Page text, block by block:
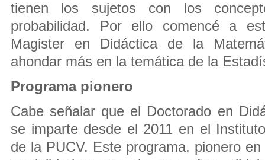
tienen los sujetos con los
probabilidad. Por ello comencé a
Magister en Didáctica de la
ahondar más en la temática de la
Programa pionero
Cabe señalar que el Doctorado en
se imparte desde el 2011 en el
de la PUCV. Este programa, pionero